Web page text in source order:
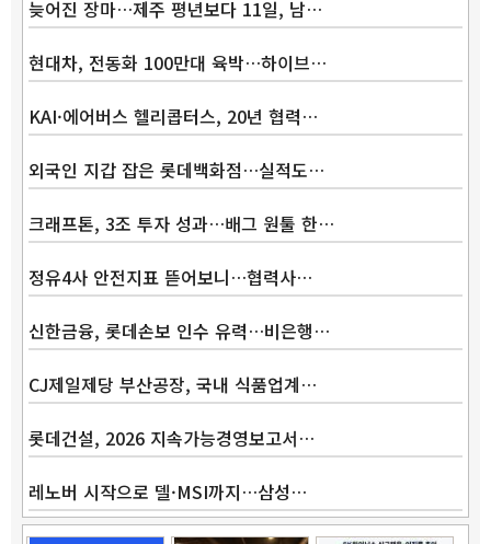
늦어진 장마…제주 평년보다 11일, 남…
현대차, 전동화 100만대 육박…하이브…
KAI·에어버스 헬리콥터스, 20년 협력…
외국인 지갑 잡은 롯데백화점…실적도…
크래프톤, 3조 투자 성과…배그 원툴 한…
정유4사 안전지표 뜯어보니…협력사…
신한금융, 롯데손보 인수 유력…비은행…
CJ제일제당 부산공장, 국내 식품업계…
롯데건설, 2026 지속가능경영보고서…
레노버 시작으로 델·MSI까지…삼성…